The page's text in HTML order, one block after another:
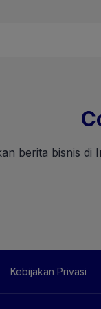
berita bisnis di
Kebijakan Privasi